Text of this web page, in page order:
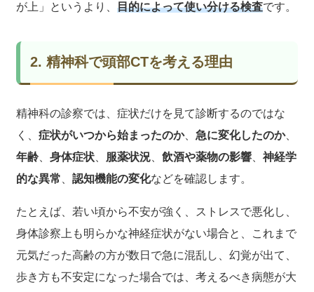
が上」というより、目的によって使い分ける検査です。
2. 精神科で頭部CTを考える理由
精神科の診察では、症状だけを見て診断するのではな
く、症状がいつから始まったのか、急に変化したのか、
年齢 、身体症状 服薬状況 、飲酒や薬物の影響 、神経学
的な異常 、認知機能の変化などを確認します。
たとえば、若い頃から不安が強く、ストレスで悪化し、
身体診察上も明らかな神経症状がない場合と、これまで
元気だった高齢の方が数日で急に混乱し、幻覚が出て、
歩き方も不安定になった場合では、考えるべき病態が大